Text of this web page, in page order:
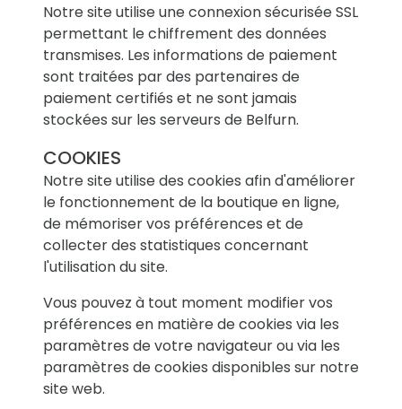
Notre site utilise une connexion sécurisée SSL
permettant le chiffrement des données
transmises. Les informations de paiement
sont traitées par des partenaires de
paiement certifiés et ne sont jamais
stockées sur les serveurs de Belfurn.
COOKIES
Notre site utilise des cookies afin d'améliorer
le fonctionnement de la boutique en ligne,
de mémoriser vos préférences et de
collecter des statistiques concernant
l'utilisation du site.
Vous pouvez à tout moment modifier vos
préférences en matière de cookies via les
paramètres de votre navigateur ou via les
paramètres de cookies disponibles sur notre
site web.